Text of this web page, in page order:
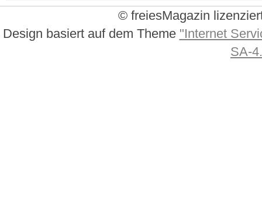
© freiesMagazin
Design basiert auf dem Theme "Internet
SA-